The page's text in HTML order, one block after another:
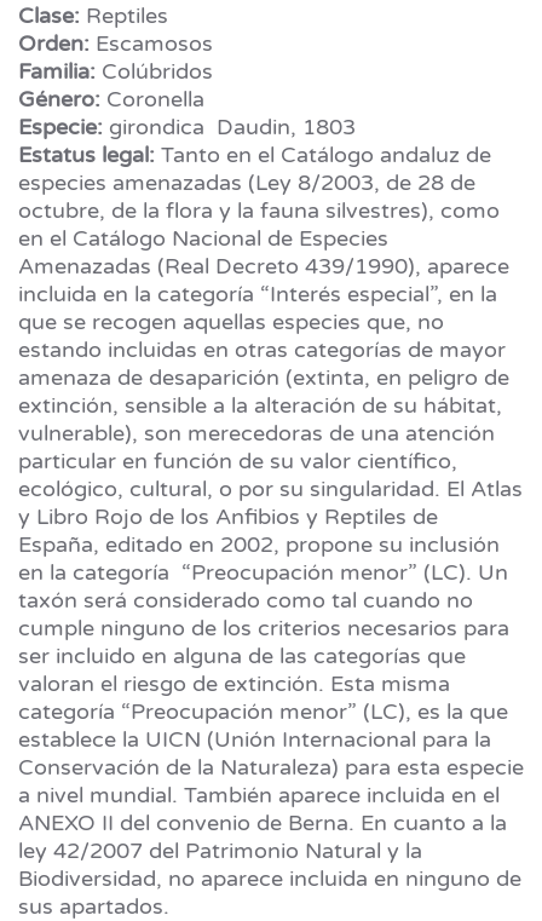
Clase: Reptiles
Orden: Escamosos
Familia: Colúbridos
Género: Coronella
Especie: girondica Daudin, 1803
Estatus legal: Tanto en el Catálogo andaluz de
especies amenazadas (Ley 8/2003, de 28 de
octubre, de la flora y la fauna silvestres), como
en el Catálogo Nacional de Especies
Amenazadas (Real Decreto 439/1990), aparece
incluida en la categoría “Interés especial”, en la
que se recogen aquellas especies que, no
estando incluidas en otras categorías de mayor
amenaza de desaparición (extinta, en peligro de
extinción, sensible a la alteración de su hábitat,
vulnerable), son merecedoras de una atención
particular en función de su valor científico,
ecológico, cultural, o por su singularidad. El Atlas
y Libro Rojo de los Anfibios y Reptiles de
España, editado en 2002, propone su inclusión
en la categoría “Preocupación menor” (LC). Un
taxón será considerado como tal cuando no
cumple ninguno de los criterios necesarios para
ser incluido en alguna de las categorías que
valoran el riesgo de extinción. Esta misma
categoría “Preocupación menor” (LC), es la que
establece la UICN (Unión Internacional para la
Conservación de la Naturaleza) para esta especie
a nivel mundial. También aparece incluida en el
ANEXO II del convenio de Berna. En cuanto a la
ley 42/2007 del Patrimonio Natural y la
Biodiversidad, no aparece incluida en ninguno de
sus apartados.